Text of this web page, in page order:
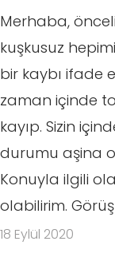
Merhaba,
kuşkusuz
bir kaybı ifade
zaman içinde
kayıp. Sizin
durumu aşina
Konuyla ilgili
olabilirim.
18 Eylül 2020